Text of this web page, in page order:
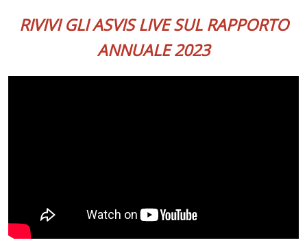
RIVIVI GLI ASVIS LIVE SUL RAPPORTO
ANNUALE 2023